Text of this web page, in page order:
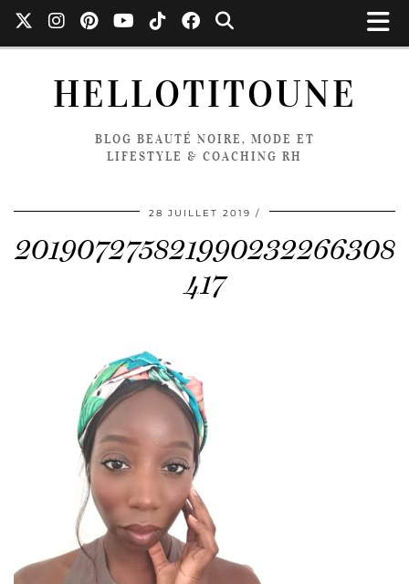
HELLOTITOUNE
BLOG BEAUTÉ NOIRE, MODE ET
LIFESTYLE & COACHING RH
28 JUILLET 2019
201907275821990232266308
417